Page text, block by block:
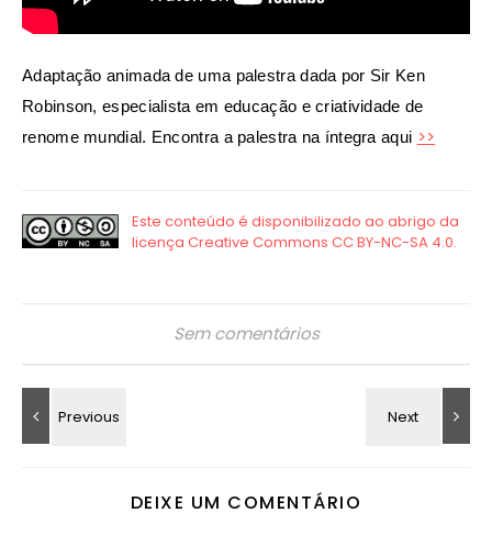
Adaptação animada de uma palestra dada por Sir Ken
Robinson, especialista em educação e criatividade de
renome mundial. Encontra a palestra na íntegra aqui >>
Sem comentários
DEIXE UM COMENTÁRIO